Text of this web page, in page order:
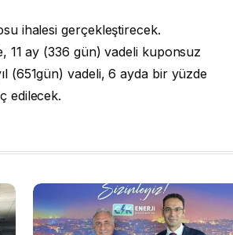
ihalesi gerçekleştirecek.
11 ay (336 gün) vadeli kuponsuz
(651gün) vadeli, 6 ayda bir yüzde
edilecek.